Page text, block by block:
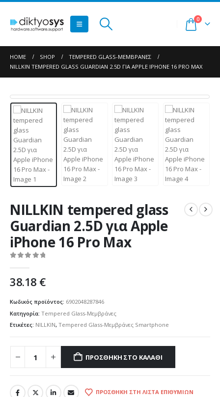
0
HOME SHOP
TEMPERED GLASS-ΜΕΜΒΡΆΝΕΣ
NILLKIN TEMPERED GLASS GUARDIAN 2.5D ΓΙΑ APPLE IPHONE 16 PRO MAX
NILLKIN tempered glass
Guardian 2.5D για Apple
iPhone 16 Pro Max
38.18 €
Κωδικός προϊόντος: 6902048287846
Κατηγορία: Tempered Glass-Μεμβράνες
Ετικέτες: NILLKIN, Tempered Glass-Μεμβράνες Smartphone
ΠΡΟΣΘΉΚΗ ΣΤΟ ΚΑΛΆΘΙ
ΠΡΟΣΘΉΚΗ ΣΤΗ ΛΊΣΤΑ ΕΠΙΘΥΜΙΏΝ